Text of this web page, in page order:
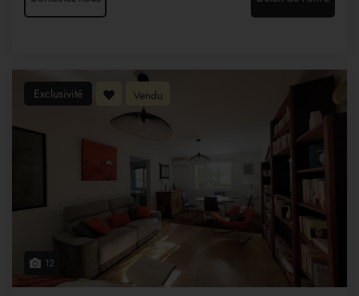
Exclusivité Vendu
12